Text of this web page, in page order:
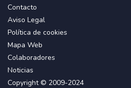
Contacto
Aviso Legal
Política de cookies
Mapa Web
Colaboradores
Noticias
Copyright © 2009-2024